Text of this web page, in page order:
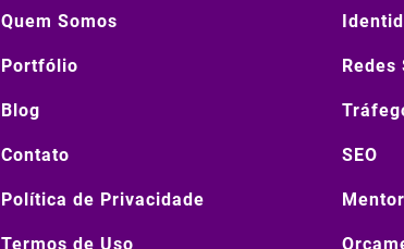
Quem Somos
Portfólio
Blog
Contato
Política de Privacidade
Termos de Uso
Redes
SEO